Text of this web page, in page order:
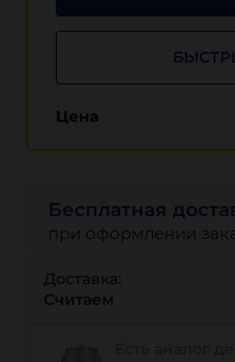
Цена
Бесплатная
при оформлении
Доставка:
Считаем